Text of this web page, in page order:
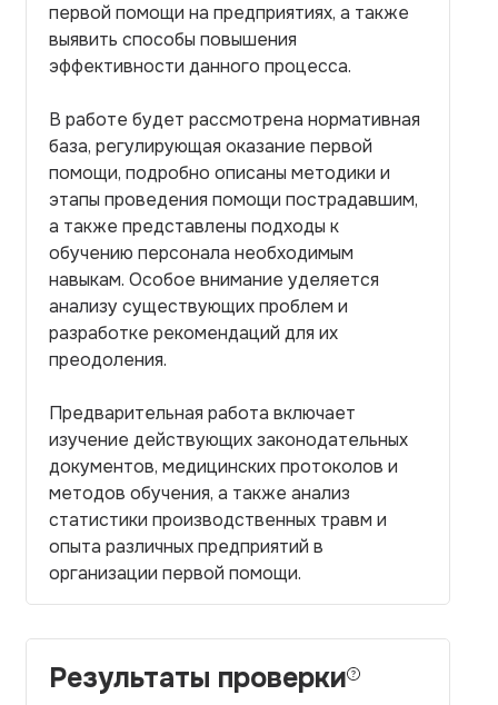
первой помощи на предприятиях, а также
выявить способы повышения
эффективности данного процесса.
В работе будет рассмотрена нормативная
база, регулирующая оказание первой
помощи, подробно описаны методики и
этапы проведения помощи пострадавшим,
а также представлены подходы к
обучению персонала необходимым
навыкам. Особое внимание уделяется
анализу существующих проблем и
разработке рекомендаций для их
преодоления.
Предварительная работа включает
изучение действующих законодательных
документов, медицинских протоколов и
методов обучения, а также анализ
статистики производственных травм и
опыта различных предприятий в
организации первой помощи.
Результаты проверки